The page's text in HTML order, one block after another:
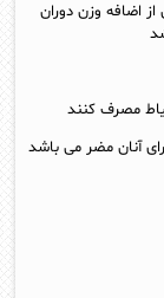
اضافه وزن دوران
مصرف کنند
آنان مضر می باشد